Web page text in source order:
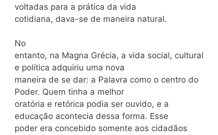
voltadas para a prática da vida
cotidiana, dava-se de maneira natural.
No
entanto, na Magna Grécia, a vida social, cultural
e política adquiriu uma nova
maneira de se dar: a Palavra como o centro do
Poder. Quem tinha a melhor
oratória e retórica podia ser ouvido, e a
educação acontecia dessa forma. Esse
poder era concebido somente aos cidadãos